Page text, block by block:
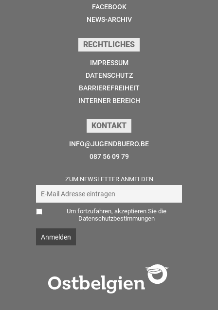
FACEBOOK
NEWS-ARCHIV
RECHTLICHES
IMPRESSUM
DATENSCHUTZ
BARRIEREFREIHEIT
INTERNER BEREICH
KONTAKT
INFO@JUGENDBUERO.BE
087 56 09 79
ZUM NEWSLETTER ANMELDEN
Um fortzufahren, akzeptieren Sie die
Datenschutzbestimmungen